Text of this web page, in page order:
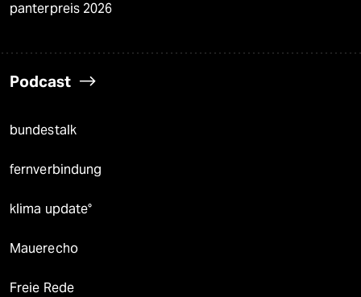
panterpreis 2026
Podcast
bundestalk
fernverbindung
klima update°
Mauerecho
Freie Rede